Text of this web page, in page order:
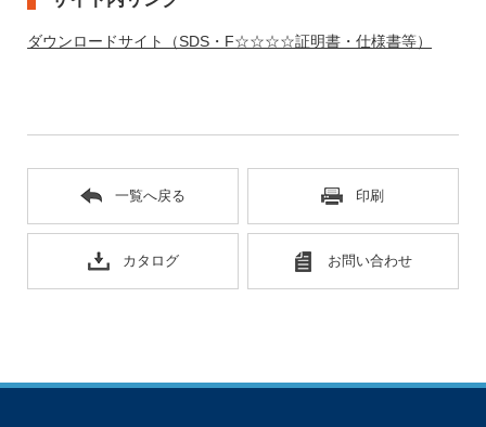
ダウンロードサイト（SDS・F☆☆☆☆証明書・仕様書等）
一覧へ戻る 印刷
カタログ お問い合わせ